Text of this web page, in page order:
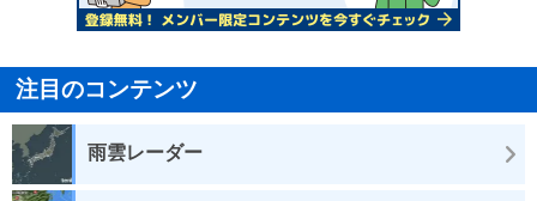
注目のコンテンツ
雨雲レーダー